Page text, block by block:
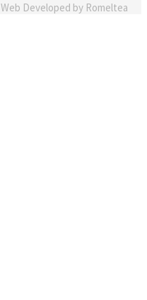
Developed by Romeltea